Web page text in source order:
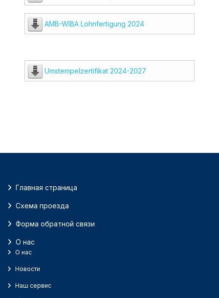
AMB-WIBA Lohnfertigung 2024
Umstempelzertifikat 2024-2027
Главная страница
Схема проезда
Форма обратной связи
О нас
О нас
Новости
Наш сервис